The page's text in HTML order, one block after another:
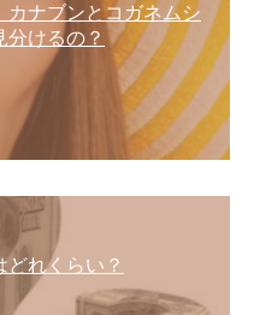
カナブンとコガネムシ
けるの？
どれくらい？